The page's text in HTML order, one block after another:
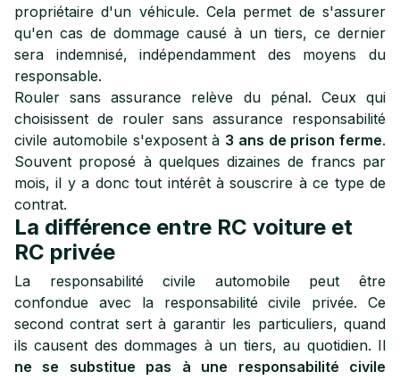
propriétaire d'un véhicule. Cela permet de s'assurer
qu'en cas de dommage causé à un tiers, ce dernier
sera indemnisé, indépendamment des moyens du
responsable.
Rouler sans assurance relève du pénal. Ceux qui
choisissent de rouler sans assurance responsabilité
civile automobile s'exposent à 3 ans de prison ferme.
Souvent proposé à quelques dizaines de francs par
mois, il y a donc tout intérêt à souscrire à ce type de
contrat.
La différence entre RC voiture et
RC privée
La responsabilité civile automobile peut être
confondue avec la responsabilité civile privée. Ce
second contrat sert à garantir les particuliers, quand
ils causent des dommages à un tiers, au quotidien. Il
ne se substitue pas à une responsabilité civile